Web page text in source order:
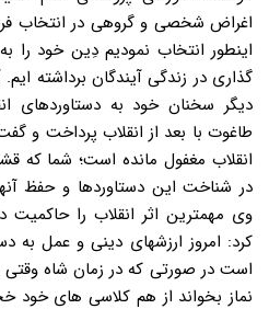
اغراض شخصی و گروهی در انتخاب
اینطور انتخاب نمودیم دِین خود را
گذاری در زندگی آیندگان برداشته
دیگر سخنان خود به دستاوردهای
طاغوت با بعد از انقلاب پرداخت و
انقلاب مغفول مانده است؛ شما که
در شناخت این دستاوردها و حفظ
وی مهمترین اثر انقلاب را
کرد: امروز ارزشهای دینی و عمل به
است در صورتی که در زمان شاه
نماز بخواند از هم کلاسی های